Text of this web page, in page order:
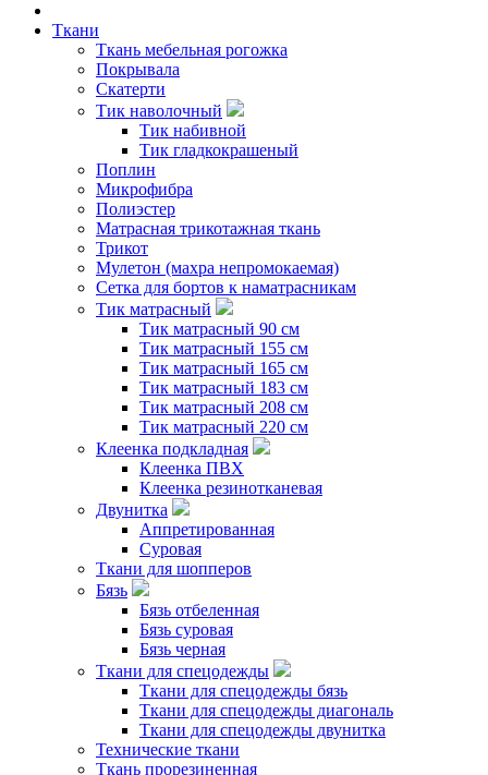
Ткани
Ткань мебельная рогожка
Покрывала
Скатерти
Тик наволочный
Тик набивной
Тик гладкокрашеный
Поплин
Микрофибра
Полиэстер
Матрасная трикотажная ткань
Трикот
Мулетон (махра непромокаемая)
Сетка для бортов к наматрасникам
Тик матрасный
Тик матрасный 90 см
Тик матрасный 155 см
Тик матрасный 165 см
Тик матрасный 183 см
Тик матрасный 208 см
Тик матрасный 220 см
Клеенка подкладная
Клеенка ПВХ
Клеенка резинотканевая
Двунитка
Аппретированная
Суровая
Ткани для шопперов
Бязь
Бязь отбеленная
Бязь суровая
Бязь черная
Ткани для спецодежды
Ткани для спецодежды бязь
Ткани для спецодежды диагональ
Ткани для спецодежды двунитка
Технические ткани
Ткань прорезиненная